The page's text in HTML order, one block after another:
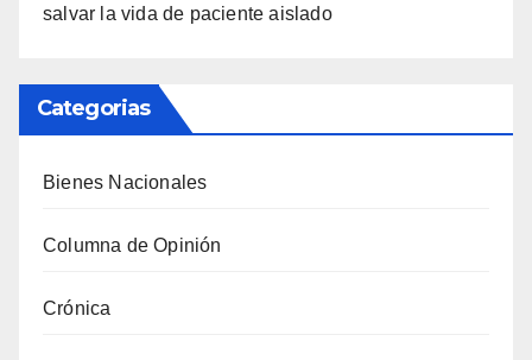
salvar la vida de paciente aislado
Categorias
Bienes Nacionales
Columna de Opinión
Crónica